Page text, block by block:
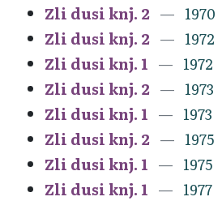
Zli dusi knj. 2
1970
Zli dusi knj. 2
1972
Zli dusi knj. 1
1972
Zli dusi knj. 2
1973
Zli dusi knj. 1
1973
Zli dusi knj. 2
1975
Zli dusi knj. 1
1975
Zli dusi knj. 1
1977